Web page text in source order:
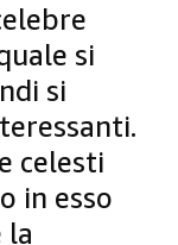
si
si
celesti
in esso
la